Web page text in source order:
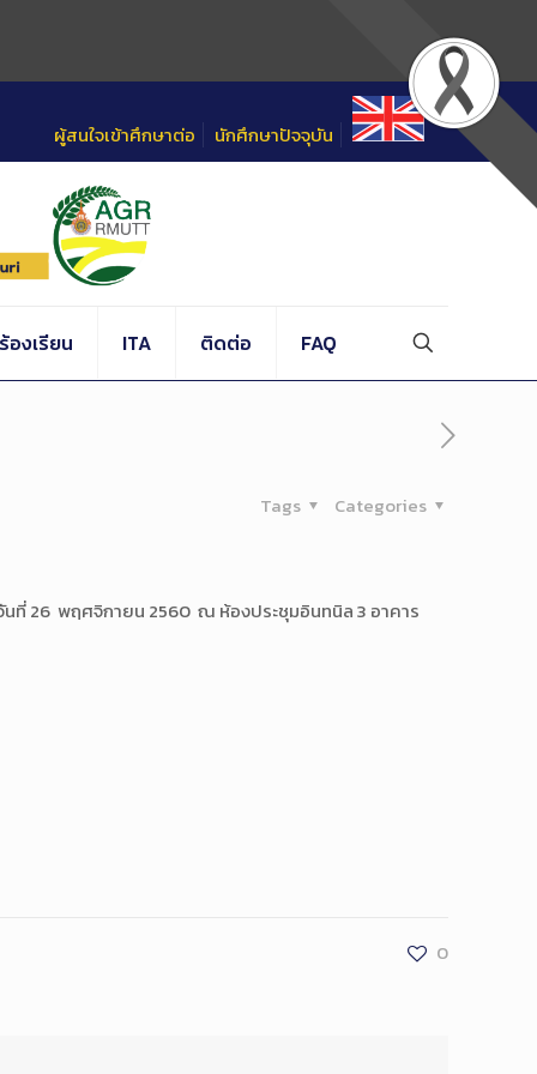
ผู้สนใจเข้าศึกษาต่อ นักศึกษาปัจจุบัน
องเรียน ITA ติดต่อ FAQ
Categories
Tags
ที่ 26 พฤศจิกายน 2560 ณ ห้องประชุมอินทนิล 3 อาคาร
0